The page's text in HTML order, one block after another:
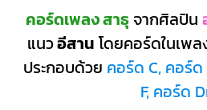
คอร์ดเพลง สาธุ จากศิลปิน
แนวอีสาน โดยคอร์ดในเพ
ประกอบด้วย คอร์ด C, คอร์
F, คอร์ด